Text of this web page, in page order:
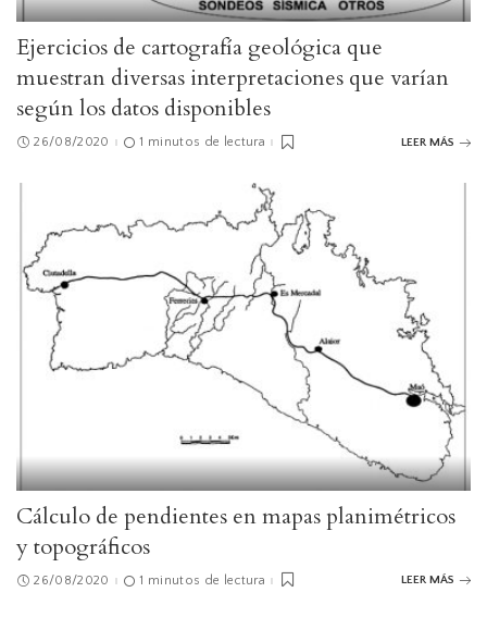
Ejercicios de cartografía geológica que
muestran diversas interpretaciones que varían
según los datos disponibles
26/08/2020 1 minutos de lectura LEER MÁS
Cálculo de pendientes en mapas planimétricos
y topográficos
26/08/2020 1 minutos de lectura LEER MÁS